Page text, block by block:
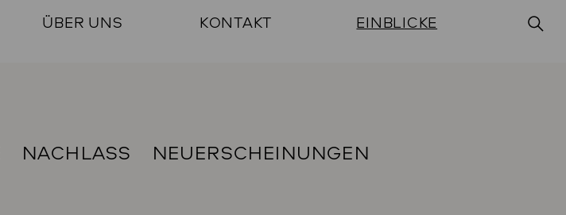
ÜBER UNS KONTAKT EINBLICKE
NACHLASS
NEUERSCHEINUNGEN